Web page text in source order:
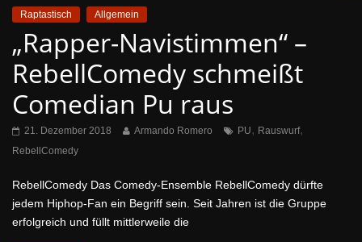
Raptastisch Allgemein
„Rapper-Navistimmen“ –
RebellComedy schmeißt
Comedian Pu raus
21. Dezember 2018 Armando Romero PU, Rauswurf,
RebellComedy
RebellComedy Das Comedy-Ensemble RebellComedy dürfte
jedem Hiphop-Fan ein Begriff sein. Seit Jahren ist die Gruppe
erfolgreich und füllt mittlerweile die